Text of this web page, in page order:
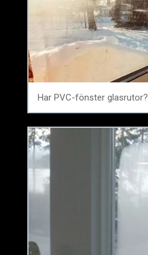
Har PVC-fönster glasrutor?